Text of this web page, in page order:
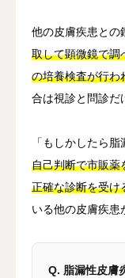
他の皮膚疾患との
取して顕微鏡で調
の培養検査が行わ
合は視診と問診だ
「もしかしたら
自己判断で市販薬
正確な診断を受け
いる他の皮膚疾患
Q. 脂漏性皮膚